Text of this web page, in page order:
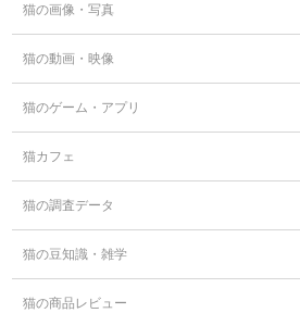
猫の画像・写真
猫の動画・映像
猫のゲーム・アプリ
猫カフェ
猫の調査データ
猫の豆知識・雑学
猫の商品レビュー